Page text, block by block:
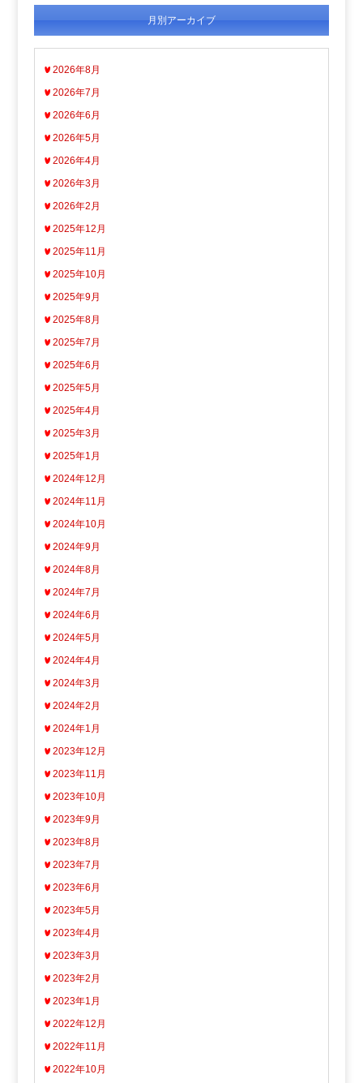
月別アーカイブ
2026年8月
2026年7月
2026年6月
2026年5月
2026年4月
2026年3月
2026年2月
2025年12月
2025年11月
2025年10月
2025年9月
2025年8月
2025年7月
2025年6月
2025年5月
2025年4月
2025年3月
2025年1月
2024年12月
2024年11月
2024年10月
2024年9月
2024年8月
2024年7月
2024年6月
2024年5月
2024年4月
2024年3月
2024年2月
2024年1月
2023年12月
2023年11月
2023年10月
2023年9月
2023年8月
2023年7月
2023年6月
2023年5月
2023年4月
2023年3月
2023年2月
2023年1月
2022年12月
2022年11月
2022年10月